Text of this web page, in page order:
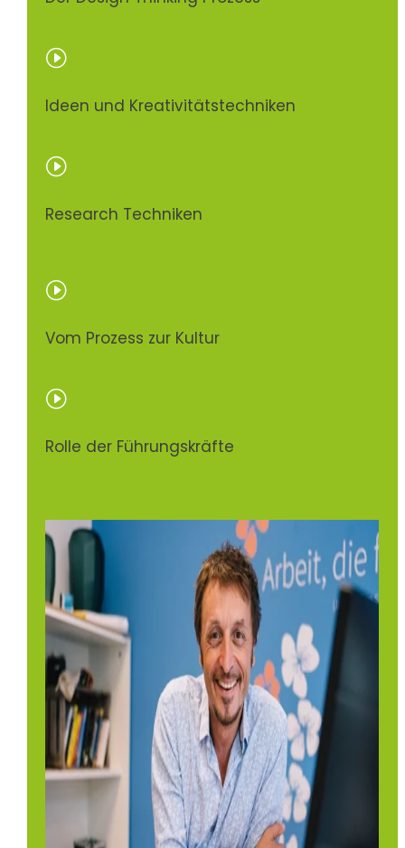
I
Ideen und Kreativitätstechniken
I
Research Techniken
I
Vom Prozess zur Kultur
I
Rolle der Führungskräfte